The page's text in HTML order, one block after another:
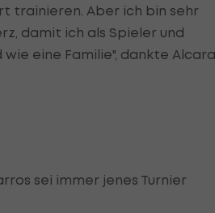
trainieren. Aber ich bin sehr
damit ich als Spieler und
eine Familie", dankte
sei immer jenes Turnier